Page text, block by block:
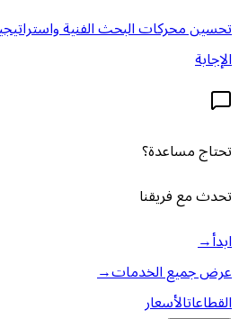
تحسين محركات البحث الفنية
الإجابة
تحتاج مساعدة؟
تحدث مع فريقنا
ابدأ→
عرض جميع الخدمات→
القطاعاتالأسعار